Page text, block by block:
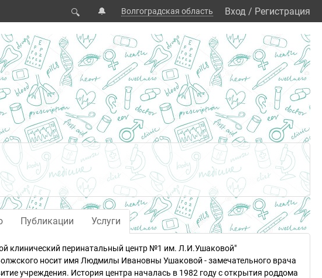
🔍 🔔 Волгоградская область Вход / Регистрация
Публикации Услуги
клинический перинатальный центр №1 им. Л.И.Ушаковой"
носит имя Людмилы Ивановны Ушаковой - замечательного врача
учреждения. История центра началась в 1982 году с открытия роддома